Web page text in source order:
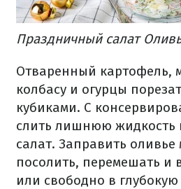
Праздничный салат
Отваренный картофель,
колбасу и огурцы
кубиками. С
слить лишнюю жидкость
салат. Заправить
посолить, перемешать
или свободно в